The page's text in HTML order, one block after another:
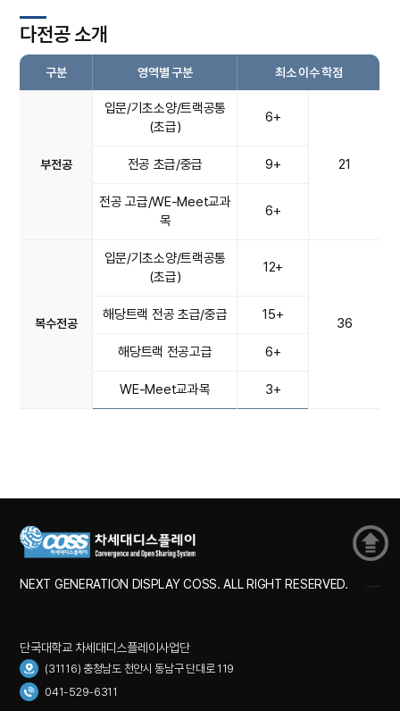
다전공 소개
구분 영역별 구분 최소 이수 학점
부전공
입문/기초소양/트랙공통
(초급)
6+
21
전공 초급/중급 9+
전공 고급/WE-Meet교과
목
6+
복수전공
입문/기초소양/트랙공통
(초급)
12+
36
해당트랙 전공 초급/중급 15+
해당트랙 전공고급 6+
WE-Meet교과목 3+
NEXT GENERATION DISPLAY COSS. ALL RIGHT RESERVED.
단국대학교 차세대디스플레이사업단
(31116) 충청남도 천안시 동남구 단대로 119
041-529-6311